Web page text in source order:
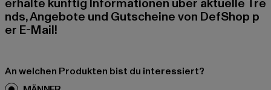
erhalte künftig Informationen über aktuelle Tre
nds, Angebote und Gutscheine von DefShop p
er E-Mail!
An welchen Produkten bist du interessiert?